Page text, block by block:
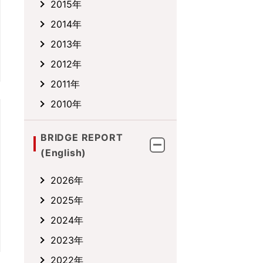
2015年
2014年
2013年
2012年
2011年
2010年
BRIDGE REPORT
(English)
2026年
2025年
2024年
2023年
2022年